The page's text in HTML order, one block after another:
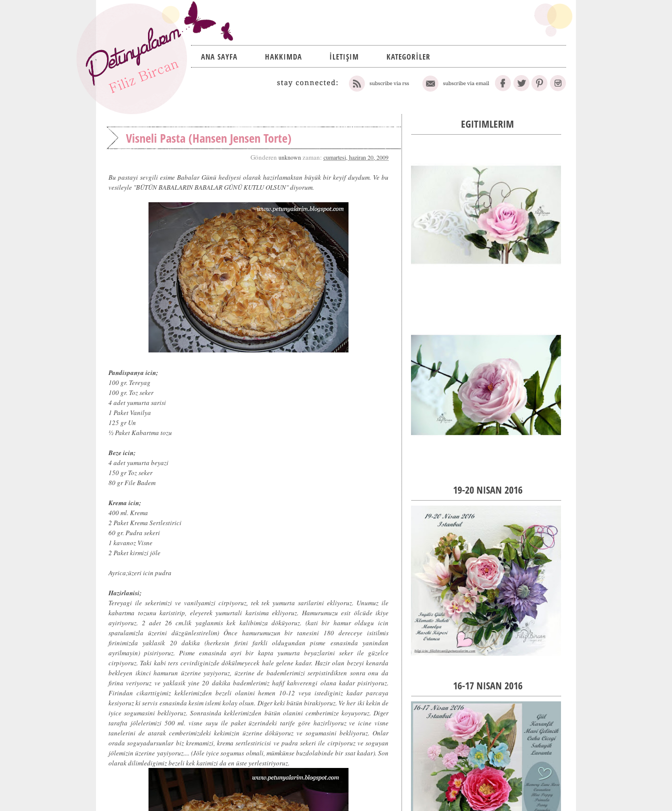
ANA SAYFA HAKKIMDA İLETIŞIM KATEGORİLER
Visneli Pasta (Hansen Jensen Torte)
Gönderen unknown zaman: cumartesi, haziran 20, 2009
Bu pastayi sevgili esime Babalar Günü hediyesi olarak hazirlamaktan büyük bir keyif duydum. Ve bu
vesileyle "BÜTÜN BABALARIN BABALAR GÜNÜ KUTLU OLSUN" diyorum.
Pandispanya icin;
100 gr. Tereyag
100 gr. Toz seker
4 adet yumurta sarisi
1 Paket Vanilya
125 gr Un
½ Paket Kabartma tozu
Beze icin;
4 adet yumurta beyazi
150 gr Toz seker
80 gr File Badem
Krema icin;
400 ml. Krema
2 Paket Krema Sertlestirici
60 gr. Pudra sekeri
1 kavanoz Visne
2 Paket kirmizi jöle
Ayrica;üzeri icin pudra
Hazirlanisi;
Tereyagi ile sekerimizi ve vanilyamizi cirpiyoruz, tek tek yumurta sarilarini ekliyoruz. Unumuz ile
kabartma tozunu karistirip, eleyerek yumurtali karisima ekliyoruz. Hamurumuzu esit ölcüde ikiye
ayiriyoruz. 2 adet 26 cm.lik yaglanmis kek kalibimiza döküyoruz. (kati bir hamur oldugu icin
spatulamizla üzerini düzgünlestirelim) Önce hamurumuzun bir tanesini 180 dereceye isitilmis
firinimizda yaklasik 20 dakika (herkesin firini farkli oldugundan pisme esnasinda yanindan
ayrilmayin) pisiriyoruz. Pisme esnasinda ayri bir kapta yumurta beyazlarini seker ile güzelce
cirpiyoruz. Taki kabi ters cevirdiginizde dökülmeyecek hale gelene kadar. Hazir olan bezeyi kenarda
bekleyen ikinci hamurun üzerine yayiyoruz, üzerine de bademlerimizi serpistirdikten sonra onu da
firina veriyoruz ve yaklasik yine 20 dakika bademlerimiz hafif kahverengi olana kadar pisiriyoruz.
Firindan cikarttigimiz keklerimizden bezeli olanini hemen 10-12 veya istediginiz kadar parcaya
kesiyoruz ki servis esnasinda kesim islemi kolay olsun. Diger keki bütün birakiyoruz. Ve her iki kekin de
iyice sogumasini bekliyoruz. Sonrasinda keklerimizden bütün olanini cemberimize koyuyoruz. Diger
tarafta jölelerimizi 500 ml. visne suyu ile paket üzerindeki tarife göre hazirliyoruz ve icine visne
tanelerini de atarak cemberimizdeki kekimizin üzerine döküyoruz ve sogumasini bekliyoruz. Onlar
orada soguyadursunlar biz kremamizi, krema sertlestiricisi ve pudra sekeri ile cirpiyoruz ve soguyan
jölemizin üzerine yayiyoruz.... (Jöle iyice sogumus olmali, mümkünse buzdolabinde bir ssat kadar). Son
olarak dilimledigimiz bezeli kek katimizi da en üste yerlestiriyoruz.
EGITIMLERIM
19-20 NISAN 2016
16-17 NISAN 2016